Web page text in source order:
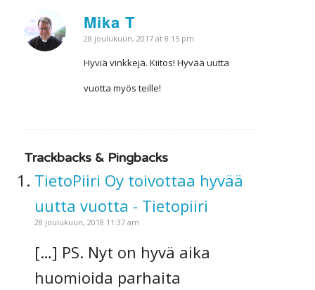
Mika T
says:
28 joulukuun, 2017 at 8:15 pm
Hyviä vinkkejä. Kiitos! Hyvää uutta
vuotta myös teille!
Trackbacks & Pingbacks
TietoPiiri Oy toivottaa hyvää
uutta vuotta - Tietopiiri
28 joulukuun, 2018 11:37 am
[…] PS. Nyt on hyvä aika
huomioida parhaita